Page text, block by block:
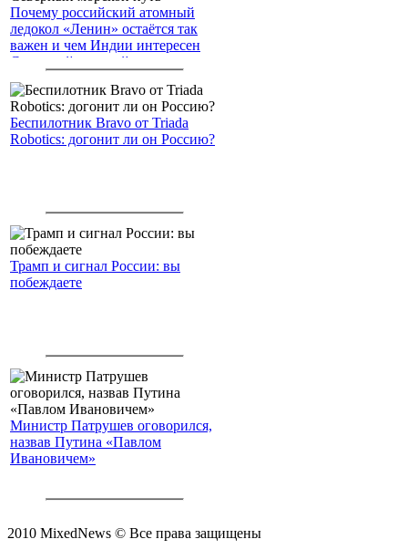
Почему российский атомный
ледокол «Ленин» остаётся так
важен и чем Индии интересен
Северный морской путь
Беспилотник Bravo от Triada
Robotics: догонит ли он Россию?
Трамп и сигнал России: вы
побеждаете
Министр Патрушев оговорился,
назвав Путина «Павлом
Ивановичем»
2010 MixedNews © Все права защищены